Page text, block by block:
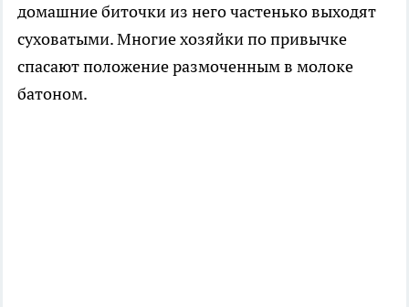
домашние биточки из него частенько выходят
суховатыми. Многие хозяйки по привычке
спасают положение размоченным в молоке
батоном.